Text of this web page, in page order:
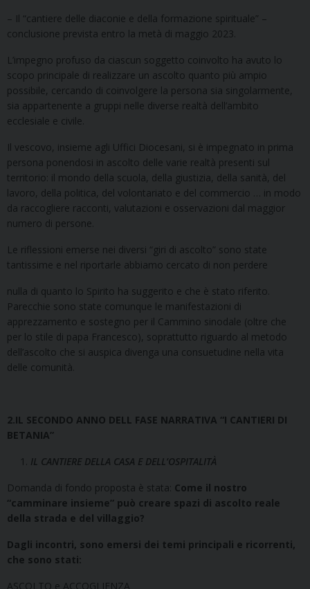
– Il “cantiere delle diaconie e della formazione spirituale” –
conclusione prevista entro la metà di maggio 2023.
L’impegno profuso da ciascun soggetto coinvolto ha avuto lo
scopo principale di realizzare un ascolto quanto più ampio
possibile, cercando di coinvolgere la persona sia singolarmente,
sia appartenente a gruppi nelle diverse realtà dell’ambito
ecclesiale e civile.
Il vescovo, insieme agli Uffici Diocesani, si è impegnato in prima
persona ponendosi in ascolto delle varie realtà presenti sul
territorio: il mondo della scuola, della giustizia, della sanità, del
lavoro, della politica, del volontariato e del commercio … in modo
da raccogliere racconti, valutazioni e osservazioni dal maggior
numero di persone.
Le riflessioni emerse nei diversi “giri di ascolto” sono state
tantissime e nel riportarle abbiamo cercato di non perdere
nulla di quanto lo Spirito ha suggerito e che è stato riferito.
Parecchie sono state comunque le manifestazioni di
apprezzamento e sostegno per il Cammino sinodale (oltre che
per lo stile di papa Francesco), soprattutto riguardo al metodo
dell’ascolto che si auspica divenga una consuetudine nella vita
delle comunità.
2.IL SECONDO ANNO DELL FASE NARRATIVA “I CANTIERI DI
BETANIA”
IL CANTIERE DELLA CASA E DELL’OSPITALITÀ
Domanda di fondo proposta è stata: Come il nostro
“camminare insieme” può creare spazi di ascolto reale
della strada e del villaggio?
Dagli incontri, sono emersi dei temi principali e ricorrenti,
che sono stati:
ASCOLTO e ACCOGLIENZA